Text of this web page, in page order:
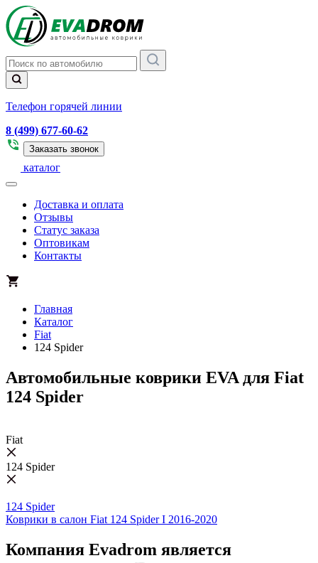
Телефон горячей линии
8 (499) 677-60-62
Заказать звонок
каталог
Доставка и оплата
Отзывы
Статус заказа
Оптовикам
Контакты
Главная
Каталог
Fiat
124 Spider
Автомобильные коврики EVA для Fiat
124 Spider
Fiat
124 Spider
124 Spider
Коврики в салон Fiat 124 Spider I 2016-2020
Компания Evadrom является